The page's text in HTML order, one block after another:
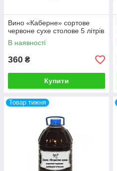
Вино «Каберне» сортове
червоне сухе столове 5 літрів
В наявності
360 ₴
Купити
Товар тижня